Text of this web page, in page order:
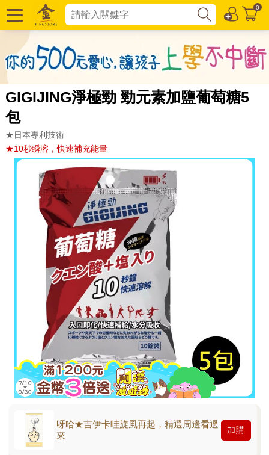
0
GIGIJING淨極勁 勁元素加鹽葡萄糖5
包
★日本專利技術
★10秒瞬溶，快速補充能量
呀哈★吉伊卡哇旋風再起，精選周邊看過
來
加購